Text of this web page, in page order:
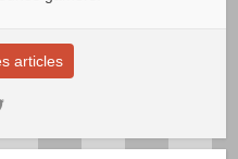
articles